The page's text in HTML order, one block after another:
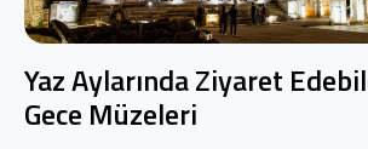
Yaz Aylarında Ziyaret
Gece Müzeleri